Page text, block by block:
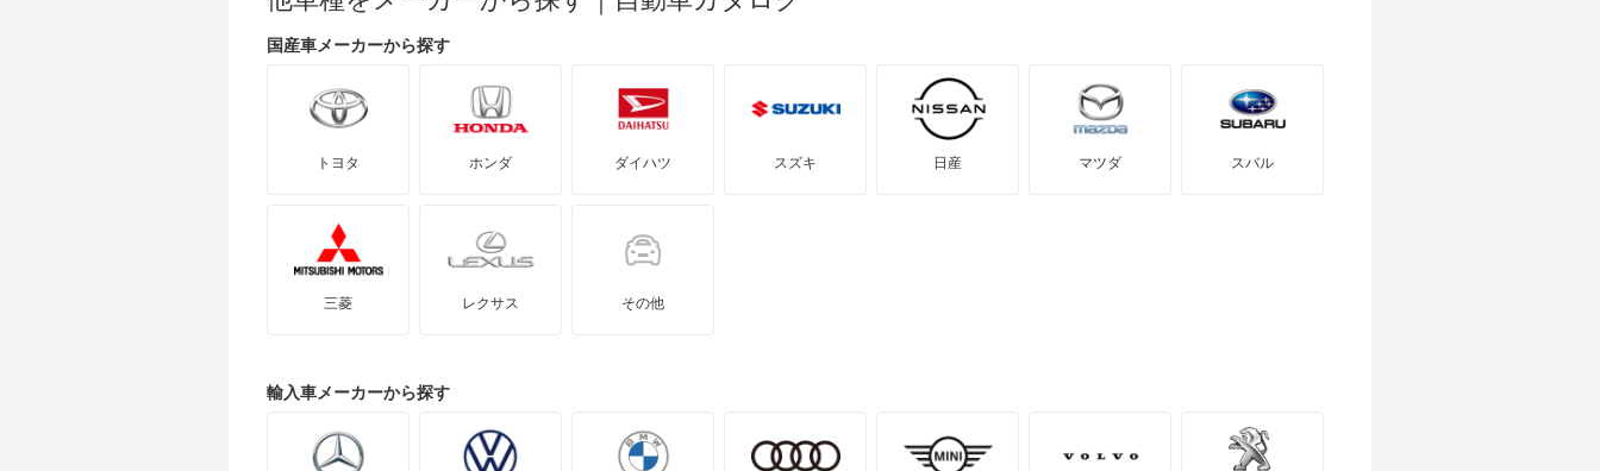
DS7 クロスバック E-テンス4×4 DS9
E-C4
XM ブレーク エグザンティア
エグザンティア ブレーク クサラ ブレーク グランド C4 スペースツアラー
グランド C4 ピカソ ベルランゴ
国産車メーカーから探す
トヨタ ホンダ ダイハツ スズキ 日産 マツダ スバル
三菱 レクサス その他
輸入車メーカーから探す